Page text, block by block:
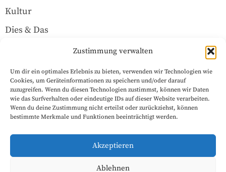
Zustimmung verwalten
Um dir ein optimales Erlebnis zu bieten, verwenden wir Technologien wie
Cookies, um Geräteinformationen zu speichern und/oder darauf
zuzugreifen. Wenn du diesen Technologien zustimmst, können wir Daten
wie das Surfverhalten oder eindeutige IDs auf dieser Website verarbeiten.
Wenn du deine Zustimmung nicht erteilst oder zurückziehst, können
bestimmte Merkmale und Funktionen beeinträchtigt werden.
Akzeptieren
Ablehnen
Kultur
Dies & Das
Rechtliches
Datenschutzerklärung
Impressum
Cookie-Richtlinie (EU)